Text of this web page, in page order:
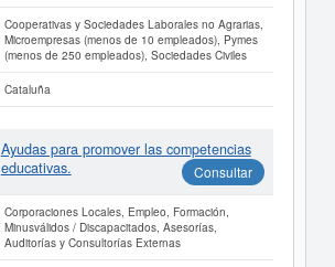
Cooperativas y Sociedades Laborales no Agrarias,
Microempresas (menos de 10 empleados), Pymes
(menos de 250 empleados), Sociedades Civiles
Cataluña
Ayudas para promover las competencias
educativas.
Consultar
Corporaciones Locales, Empleo, Formación,
Minusválidos / Discapacitados, Asesorías,
Auditorías y Consultorías Externas